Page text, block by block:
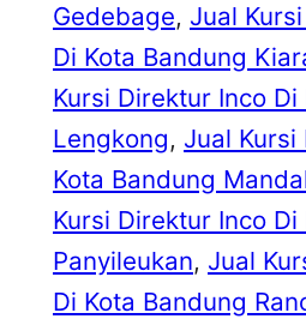
Gedebage, Jual
Di Kota Bandung
Kursi Direktur Inco Di
Lengkong, Jual Kursi
Kota Bandung
Kursi Direktur Inco Di
Panyileukan, Jual
Di Kota Bandung